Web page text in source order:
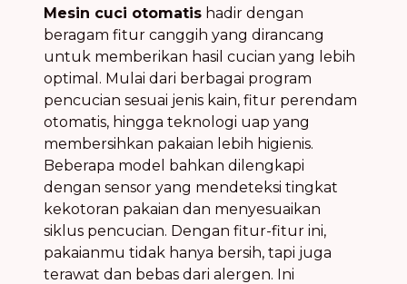
Mesin cuci otomatis hadir dengan
beragam fitur canggih yang dirancang
untuk memberikan hasil cucian yang lebih
optimal. Mulai dari berbagai program
pencucian sesuai jenis kain, fitur perendam
otomatis, hingga teknologi uap yang
membersihkan pakaian lebih higienis.
Beberapa model bahkan dilengkapi
dengan sensor yang mendeteksi tingkat
kekotoran pakaian dan menyesuaikan
siklus pencucian. Dengan fitur-fitur ini,
pakaianmu tidak hanya bersih, tapi juga
terawat dan bebas dari alergen. Ini